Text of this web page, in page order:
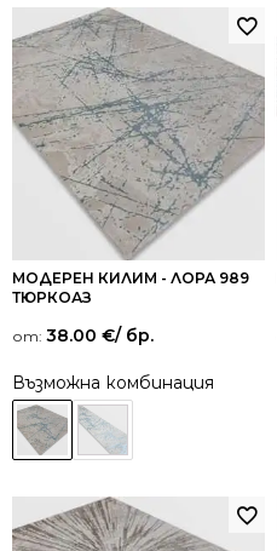
МОДЕРЕН КИЛИМ - ЛОРА 989
ТЮРКОАЗ
от: 38.00 €/ бр.
Възможна комбинация